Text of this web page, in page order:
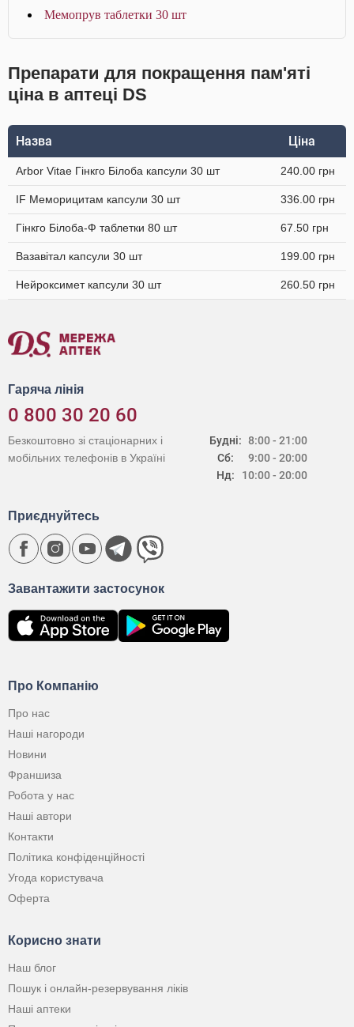
Мемопрув таблетки 30 шт
Препарати для покращення пам'яті
ціна в аптеці DS
Назва Ціна
Arbor Vitae Гінкго Білоба капсули 30 шт 240.00 грн
IF Меморицитам капсули 30 шт 336.00 грн
Гінкго Білоба-Ф таблетки 80 шт 67.50 грн
Вазавітал капсули 30 шт 199.00 грн
Нейроксимет капсули 30 шт 260.50 грн
Гаряча лінія
0 800 30 20 60
Будні:
Сб:
Нд:
8:00 - 21:00
9:00 - 20:00
10:00 - 20:00
Безкоштовно зі стаціонарних і
мобільних телефонів в Україні
Про Компанію
Про нас
Наші нагороди
Новини
Франшиза
Робота у нас
Наші автори
Контакти
Політика конфіденційності
Угода користувача
Оферта
Корисно знати
Наш блог
Пошук і онлайн-резервування ліків
Наші аптеки
Завантажити застосунок
Приєднуйтесь